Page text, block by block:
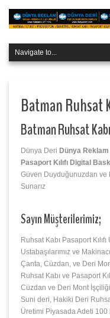
Batman Ruhsat
Batman Ruhsat Kabı
Dünya Deri Dünya
Pasaport Kılıfı Digital
Güven Duyduğunuzdan ve
Sunarız
Sayın Müşterilerimiz;
Ruhsat Kabı Pasaport
Ustabaşılarımız ve
Çanta, Cüzdan, ve Deri
Ruhsat Kabı ve Pasaport
Cüzdan ve Deri Mont
Suni deri, Hakiki Deri
Üretimi Piyasada Adeti 100